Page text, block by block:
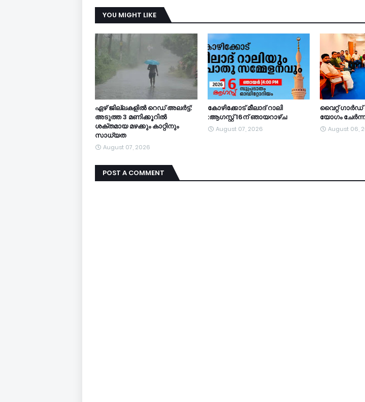
YOU MIGHT LIKE
ഏഴ് ജില്ലകളില്‍ റെഡ് അലര്‍ട്ട്:
അടുത്ത 3 മണിക്കൂറിൽ
ശക്തമായ മഴക്കും കാറ്റിനും
സാധ്യത
August 07, 2026
കോഴിക്കോട് മീലാദ് റാലി
:ആഗസ്റ്റ് 16ന് ഞായറാഴ്ച
August 07, 2026
വൈറ്റ്
യോഗം
August 06,
POST A COMMENT